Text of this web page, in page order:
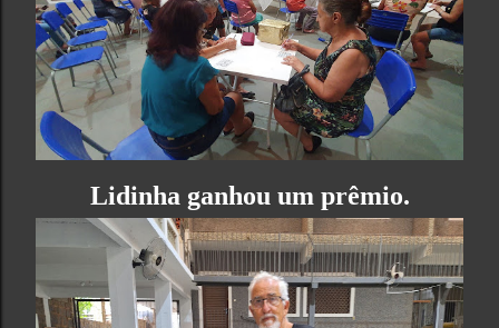
Lidinha ganhou um prêmio.